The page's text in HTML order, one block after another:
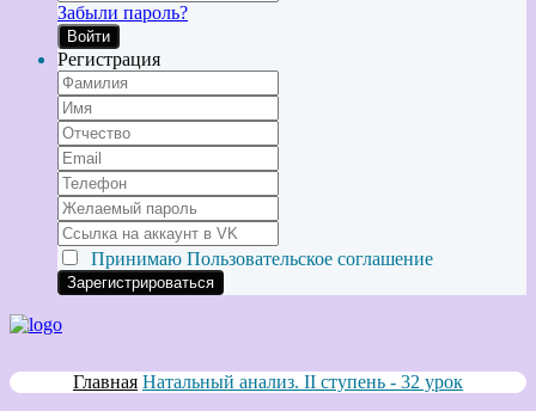
Забыли пароль?
Войти
Регистрация
Принимаю Пользовательское соглашение
Главная Натальный анализ. II ступень - 32 урок